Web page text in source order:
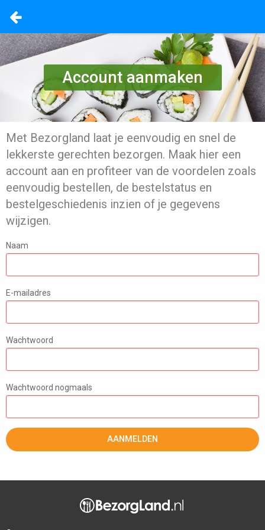
Account aanmaken
Met Bezorgland laat je eenvoudig en snel de
lekkerste gerechten bezorgen. Maak hier een
account aan en profiteer van de voordelen zoals
eenvoudig bestellen, de bestelstatus en
bestelgeschiedenis inzien of je gegevens
wijzigen.
Naam
E-mailadres
Wachtwoord
Wachtwoord nogmaals
AANMELDEN